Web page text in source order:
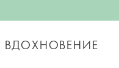
ВДОХНОВЕНИЕ